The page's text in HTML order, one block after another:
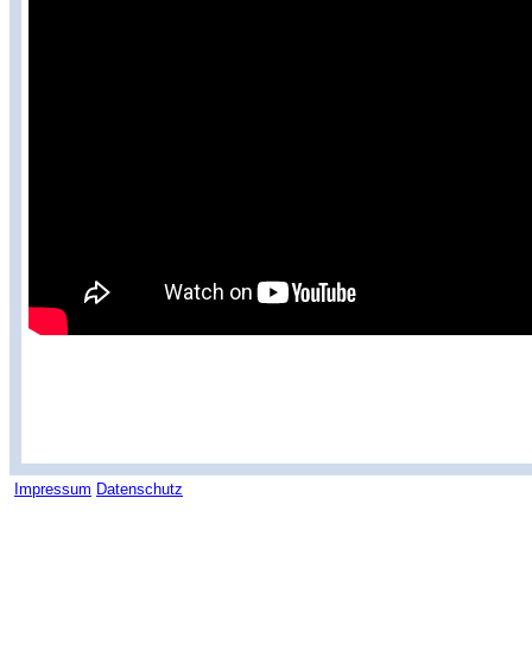
Impressum Datenschutz